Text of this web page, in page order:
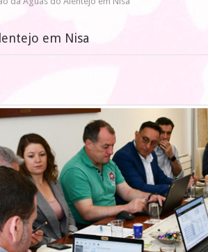
em Nisa